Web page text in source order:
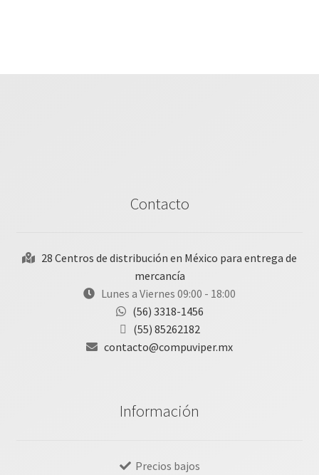
Contacto
28 Centros de distribución en México para entrega de
mercancía
Lunes a Viernes 09:00 - 18:00
(56) 3318-1456
(55) 85262182
contacto@compuviper.mx
Información
Precios bajos